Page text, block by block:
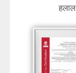
हलाल